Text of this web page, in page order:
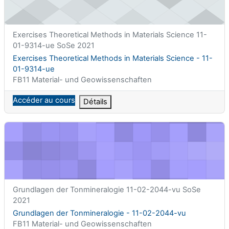
Nom abrégé du cours
Exercises Theoretical Methods in Materials Science 11-
01-9314-ue SoSe 2021
Nom du cours
Exercises Theoretical Methods in Materials Science - 11-
01-9314-ue
Catégorie de cours
FB11 Material- und Geowissenschaften
Accéder au cours Détails
Grundlagen der Tonmineralogie - 11-02-2044-vu
Nom abrégé du cours
Grundlagen der Tonmineralogie 11-02-2044-vu SoSe
2021
Nom du cours
Grundlagen der Tonmineralogie - 11-02-2044-vu
Catégorie de cours
FB11 Material- und Geowissenschaften